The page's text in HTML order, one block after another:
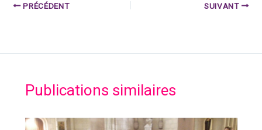
PRÉCÉDENT SUIVANT
Publications similaires